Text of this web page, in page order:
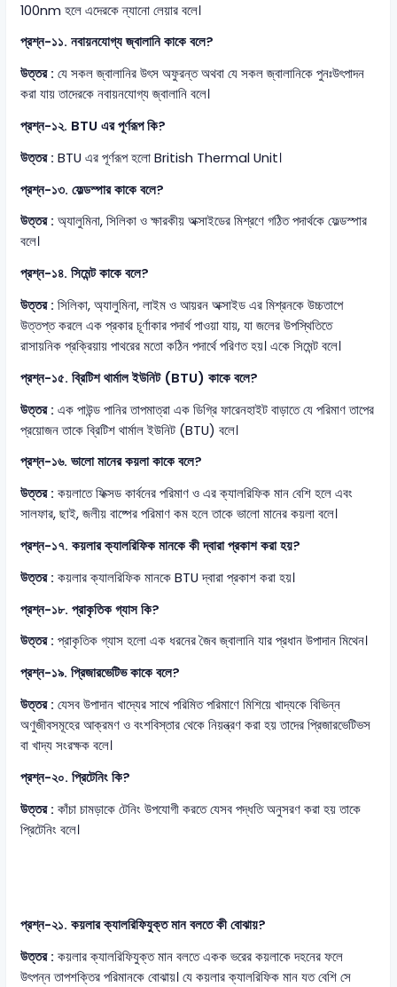
100nm হলে এদেরকে ন্যানো লেয়ার বলে।
প্রশ্ন-১১. নবায়নযোগ্য জ্বালানি কাকে বলে?
উত্তর : যে সকল জ্বালানির উৎস অফুরন্ত অথবা যে সকল জ্বালানিকে পুনঃউৎপাদন
করা যায় তাদেরকে নবায়নযোগ্য জ্বালানি বলে।
প্রশ্ন-১২. BTU এর পূর্ণরূপ কি?
উত্তর : BTU এর পূর্ণরূপ হলো British Thermal Unit।
প্রশ্ন-১৩. ফেল্ডস্পার কাকে বলে?
উত্তর : অ্যালুমিনা, সিলিকা ও ক্ষারকীয় অক্সাইডের মিশ্রণে গঠিত পদার্থকে ফেল্ডস্পার
বলে।
প্রশ্ন-১৪. সিমেন্ট কাকে বলে?
উত্তর : সিলিকা, অ্যালুমিনা, লাইম ও আয়রন অক্সাইড এর মিশ্রনকে উচ্চতাপে
উত্তপ্ত করলে এক প্রকার চূর্ণাকার পদার্থ পাওয়া যায়, যা জলের উপস্থিতিতে
রাসায়নিক প্রক্রিয়ায় পাথরের মতো কঠিন পদার্থে পরিণত হয়। একে সিমেন্ট বলে।
প্রশ্ন-১৫. ব্রিটিশ থার্মাল ইউনিট (BTU) কাকে বলে?
উত্তর : এক পাউন্ড পানির তাপমাত্রা এক ডিগ্রি ফারেনহাইট বাড়াতে যে পরিমাণ তাপের
প্রয়োজন তাকে ব্রিটিশ থার্মাল ইউনিট (BTU) বলে।
প্রশ্ন-১৬. ভালো মানের কয়লা কাকে বলে?
উত্তর : কয়লাতে ফিক্সড কার্বনের পরিমাণ ও এর ক্যালরিফিক মান বেশি হলে এবং
সালফার, ছাই, জলীয় বাষ্পের পরিমাণ কম হলে তাকে ভালো মানের কয়লা বলে।
প্রশ্ন-১৭. কয়লার ক্যালরিফিক মানকে কী দ্বারা প্রকাশ করা হয়?
উত্তর : কয়লার ক্যালরিফিক মানকে BTU দ্বারা প্রকাশ করা হয়।
প্রশ্ন-১৮. প্রাকৃতিক গ্যাস কি?
উত্তর : প্রাকৃতিক গ্যাস হলো এক ধরনের জৈব জ্বালানি যার প্রধান উপাদান মিথেন।
প্রশ্ন-১৯. প্রিজারভেটিভ কাকে বলে?
উত্তর : যেসব উপাদান খাদ্যের সাথে পরিমিত পরিমাণে মিশিয়ে খাদ্যকে বিভিন্ন
অণুজীবসমূহের আক্রমণ ও বংশবিস্তার থেকে নিয়ন্ত্রণ করা হয় তাদের প্রিজারভেটিভস
বা খাদ্য সংরক্ষক বলে।
প্রশ্ন-২০. প্রিটেনিং কি?
উত্তর : কাঁচা চামড়াকে টেনিং উপযোগী করতে যেসব পদ্ধতি অনুসরণ করা হয় তাকে
প্রিটেনিং বলে।
প্রশ্ন-২১. কয়লার ক্যালরিফিযুক্ত মান বলতে কী বোঝায়?
উত্তর : কয়লার ক্যালরিফিযুক্ত মান বলতে একক ভরের কয়লাকে দহনের ফলে
উৎপন্ন তাপশক্তির পরিমানকে বোঝায়। যে কয়লার ক্যালরিফিক মান যত বেশি সে